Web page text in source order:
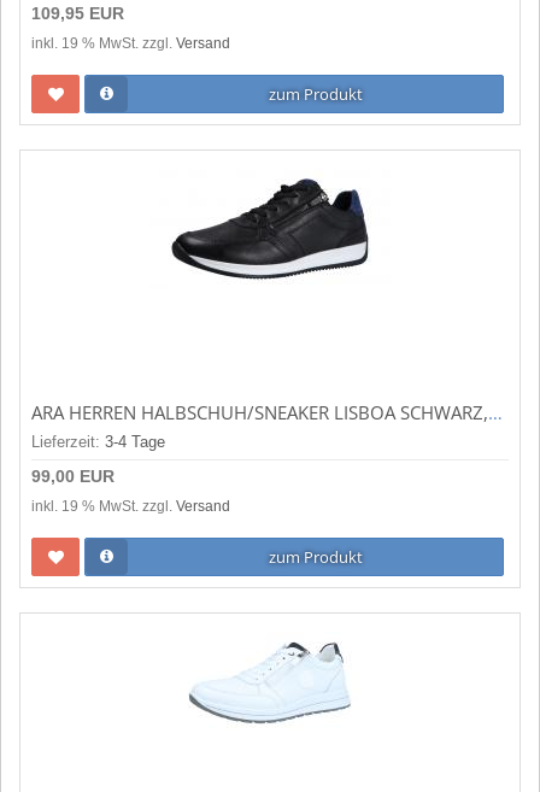
109,95 EUR
inkl. 19 % MwSt. zzgl. Versand
zum Produkt
ARA HERREN HALBSCHUH/SNEAKER LISBOA SCHWARZ,SAPHIR (SCHWARZ) 11-36062-05
Lieferzeit: 3-4 Tage
99,00 EUR
inkl. 19 % MwSt. zzgl. Versand
zum Produkt